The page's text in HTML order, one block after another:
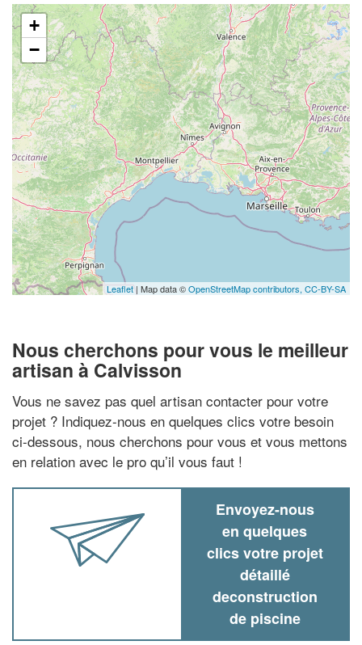
+
−
Leaflet | Map data ©OpenStreetMap contributors, CC-BY-SA
Nous cherchons pour vous le meilleur
artisan à Calvisson
Vous ne savez pas quel artisan contacter pour votre
projet ? Indiquez-nous en quelques clics votre besoin
ci-dessous, nous cherchons pour vous et vous mettons
en relation avec le pro qu’il vous faut !
Envoyez-nous
en quelques
clics votre projet
détaillé
deconstruction
de piscine